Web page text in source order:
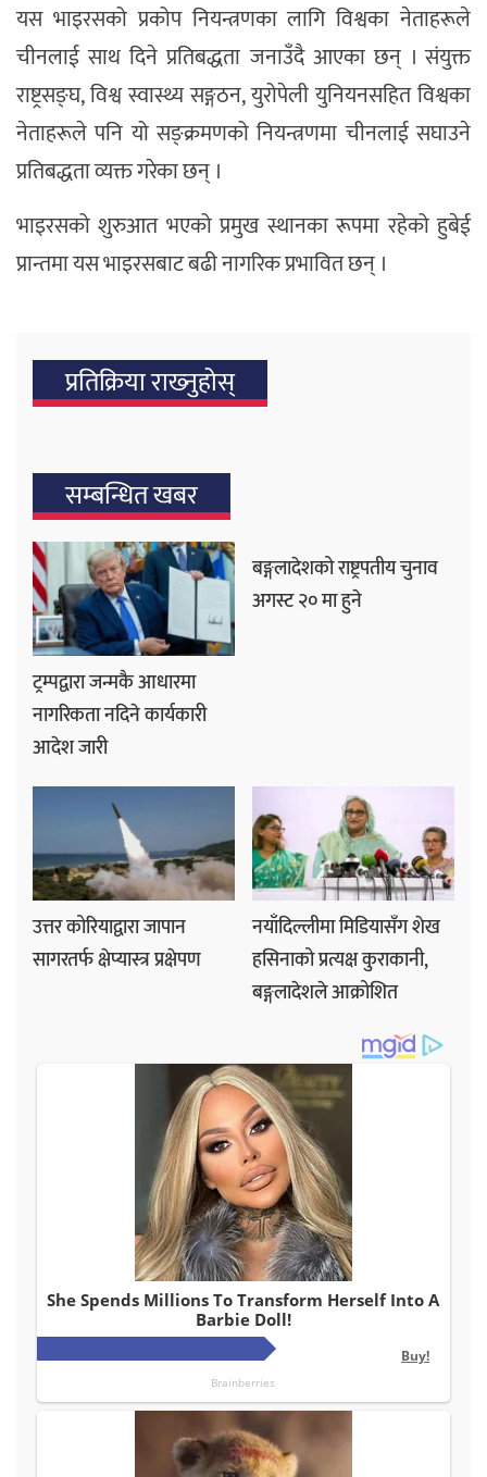
यस भाइरसको प्रकोप नियन्त्रणका लागि विश्वका नेताहरूले
चीनलाई साथ दिने प्रतिबद्धता जनाउँदै आएका छन् । संयुक्त
राष्ट्रसङ्घ, विश्व स्वास्थ्य सङ्गठन, युरोपेली युनियनसहित विश्वका
नेताहरूले पनि यो सङ्क्रमणको नियन्त्रणमा चीनलाई सघाउने
प्रतिबद्धता व्यक्त गरेका छन् ।
भाइरसको शुरुआत भएको प्रमुख स्थानका रूपमा रहेको हुबेई
प्रान्तमा यस भाइरसबाट बढी नागरिक प्रभावित छन् ।
प्रतिक्रिया राख्‍नुहोस्
सम्बन्धित खबर
ट्रम्पद्वारा जन्मकै आधारमा
नागरिकता नदिने कार्यकारी
आदेश जारी
बङ्गलादेशको राष्ट्रपतीय चुनाव
अगस्ट २० मा हुने
उत्तर कोरियाद्वारा जापान
सागरतर्फ क्षेप्यास्त्र प्रक्षेपण
नयाँदिल्लीमा मिडियासँग शेख
हसिनाको प्रत्यक्ष कुराकानी,
बङ्गलादेशले आक्रोशित